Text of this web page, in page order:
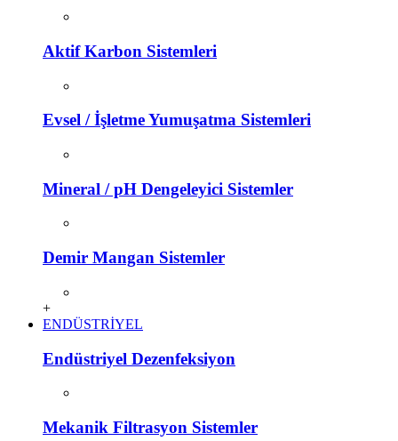
Aktif Karbon Sistemleri
Evsel / İşletme Yumuşatma Sistemleri
Mineral / pH Dengeleyici Sistemler
Demir Mangan Sistemler
+
ENDÜSTRİYEL
Endüstriyel Dezenfeksiyon
Mekanik Filtrasyon Sistemler